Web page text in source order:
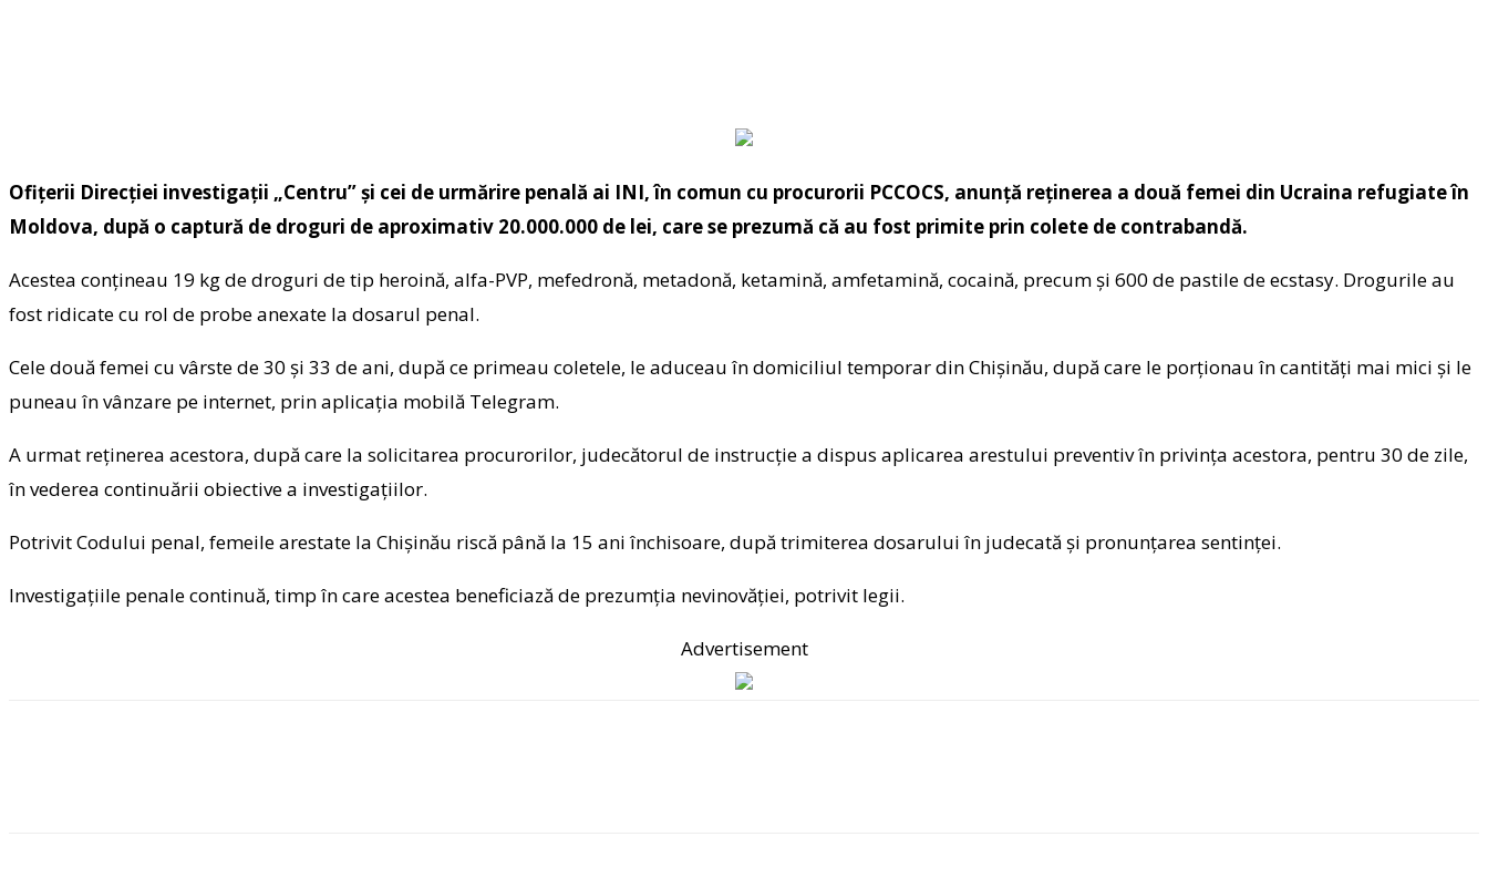
Ofițerii Direcției investigații „Centru” și cei de urmărire penală ai INI, în comun cu procurorii PCCOCS, anunță reținerea a două femei din Ucraina refugiate în
Moldova, după o captură de droguri de aproximativ 20.000.000 de lei, care se prezumă că au fost primite prin colete de contrabandă.
Acestea conțineau 19 kg de droguri de tip heroină, alfa-PVP, mefedronă, metadonă, ketamină, amfetamină, cocaină, precum și 600 de pastile de ecstasy. Drogurile au
fost ridicate cu rol de probe anexate la dosarul penal.
Cele două femei cu vârste de 30 și 33 de ani, după ce primeau coletele, le aduceau în domiciliul temporar din Chișinău, după care le porționau în cantități mai mici și le
puneau în vânzare pe internet, prin aplicația mobilă Telegram.
A urmat reținerea acestora, după care la solicitarea procurorilor, judecătorul de instrucție a dispus aplicarea arestului preventiv în privința acestora, pentru 30 de zile,
în vederea continuării obiective a investigațiilor.
Potrivit Codului penal, femeile arestate la Chișinău riscă până la 15 ani închisoare, după trimiterea dosarului în judecată și pronunțarea sentinței.
Investigațiile penale continuă, timp în care acestea beneficiază de prezumția nevinovăției, potrivit legii.
Advertisement